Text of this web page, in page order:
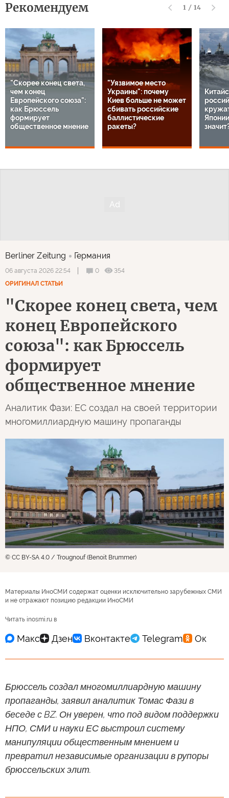
Рекомендуем 1 / 14
"Скорее конец света,
чем конец
Европейского союза":
как Брюссель
формирует
общественное мнение
"Уязвимое место
Украины": почему
Киев больше не может
сбивать российские
баллистические
ракеты?
Berliner Zeitung Германия
06 августа 2026 22:54 0
354
ОРИГИНАЛ СТАТЬИ
"Скорее конец света, чем
конец Европейского
союза": как Брюссель
формирует
общественное мнение
Аналитик Фази: ЕС создал на своей территории
многомиллиардную машину пропаганды
© CC BY-SA 4.0 / Trougnouf (Benoit Brummer)
Материалы ИноСМИ содержат оценки исключительно зарубежных СМИ
и не отражают позицию редакции ИноСМИ
Читать inosmi.ru в
Брюссель создал многомиллиардную машину
пропаганды, заявил аналитик Томас Фази в
беседе с BZ. Он уверен, что под видом поддержки
НПО, СМИ и науки ЕС выстроил систему
манипуляции общественным мнением и
превратил независимые организации в рупоры
брюссельских элит.